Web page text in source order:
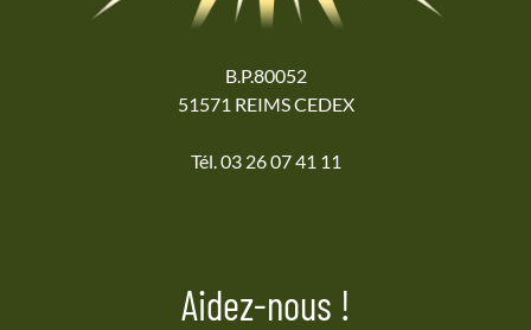
B.P.80052
51571 REIMS CEDEX
Tél. 03 26 07 41 11
Aidez-nous !